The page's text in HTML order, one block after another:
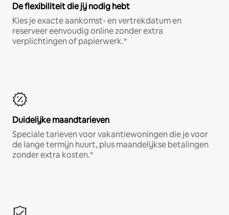
De flexibiliteit die jij nodig hebt
Kies je exacte aankomst- en vertrekdatum en
reserveer eenvoudig online zonder extra
verplichtingen of papierwerk.*
Duidelijke maandtarieven
Speciale tarieven voor vakantiewoningen die je voor
de lange termijn huurt, plus maandelijkse betalingen
zonder extra kosten.*